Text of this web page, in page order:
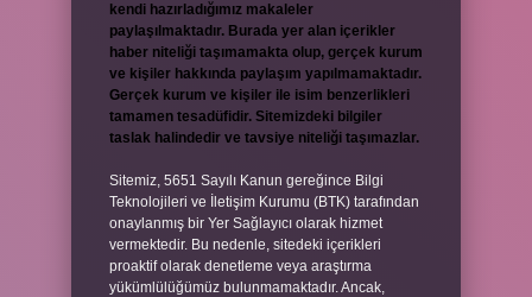
kendi hazırladığımız makaleler
paylaşılmaktadır. Burada yer alan içerikler
haber niteliği taşımamakta olup, gerçek kurum
ve kişiler hakkında paylaşım yapılmamaktadır.
Gerçek kurum ve kişiler ile isim benzerlikleri
tamamen tesadüfidir. Sitemizdeki bilgiler
taslak halindedir ve tavsiye niteliği taşımazlar.
Sitemiz, 5651 Sayılı Kanun gereğince Bilgi
Teknolojileri ve İletişim Kurumu (BTK) tarafından
onaylanmış bir Yer Sağlayıcı olarak hizmet
vermektedir. Bu nedenle, sitedeki içerikleri
proaktif olarak denetleme veya araştırma
yükümlülüğümüz bulunmamaktadır. Ancak,